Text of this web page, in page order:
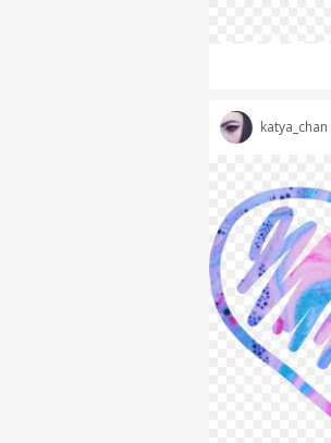
katya_chan